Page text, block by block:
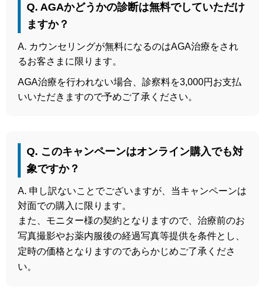
Q. AGAかどうかの診断は無料でしていただけ
ますか？
A. カウンセリングが無料になるのはAGA治療をされ
るお客さまに限ります。
AGA治療を行われない場合、診察料を3,000円お支払
いいただきますので予めご了承ください。
Q. このキャンペーンはオンライン購入でも対
象ですか？
A. 申し訳ないことでございますが、当キャンペーンは
対面での購入に限ります。
また、モニター様の契約となりますので、治療前のお
写真撮影やお薬内服後の経過写真等提供を条件とし、
定時の価格となりますのであらかじめご了承くださ
い。